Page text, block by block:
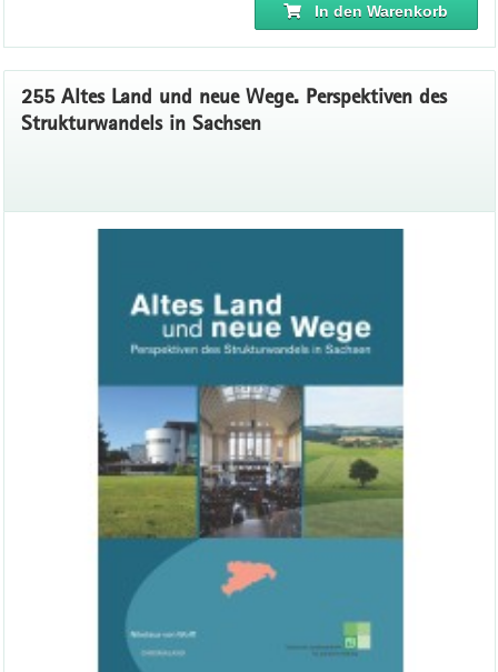
In den Warenkorb
255 Altes Land und neue Wege. Perspektiven des
Strukturwandels in Sachsen